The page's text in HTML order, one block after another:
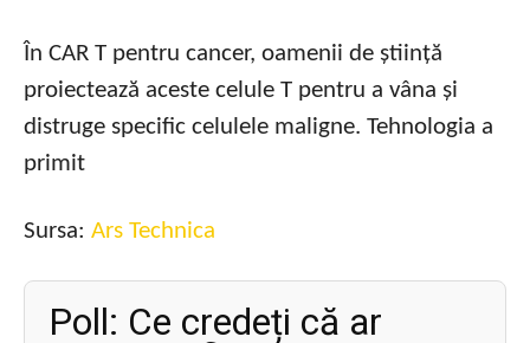
În CAR T pentru cancer, oamenii de știință
proiectează aceste celule T pentru a vâna și
distruge specific celulele maligne. Tehnologia a
primit
Sursa: Ars Technica
Poll: Ce credeți că ar